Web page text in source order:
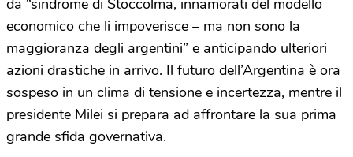
da “sindrome di Stoccolma, innamorati del modello
economico che li impoverisce – ma non sono la
maggioranza degli argentini” e anticipando ulteriori
azioni drastiche in arrivo. Il futuro dell’Argentina è ora
sospeso in un clima di tensione e incertezza, mentre il
presidente Milei si prepara ad affrontare la sua prima
grande sfida governativa.